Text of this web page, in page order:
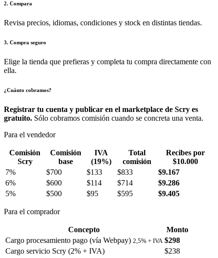
2. Compara
Revisa precios, idiomas, condiciones y stock en distintas tiendas.
3. Compra seguro
Elige la tienda que prefieras y completa tu compra directamente con
ella.
¿Cuánto cobramos?
Registrar tu cuenta y publicar en el marketplace de Scry es
gratuito. Sólo cobramos comisión cuando se concreta una venta.
Para el vendedor
Comisión
Scry
Comisión
base
IVA
(19%)
Total
comisión
Recibes por
$10.000
7%
$700 $133 $833
$9.167
6%
$600 $114 $714
$9.286
5%
$500 $95 $595 $9.405
Para el comprador
Concepto
Monto
Cargo procesamiento pago (vía Webpay) 2,5% + IVA $298
Cargo servicio Scry (2% + IVA)
$238